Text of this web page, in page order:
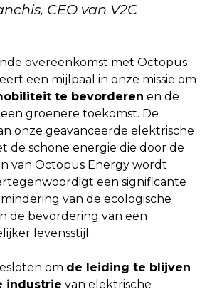
CEO van V2C
overeenkomst met Octopus
een mijlpaal in onze missie om
te bevorderen en de
groenere toekomst. De
onze geavanceerde elektrische
de schone energie die door de
van Octopus Energy wordt
een significante
van de ecologische
de bevordering van een
levensstijl.
om de leiding te blijven
industrie van elektrische